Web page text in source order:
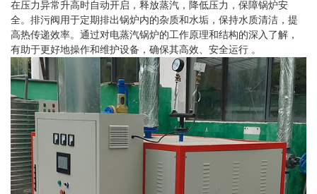
在压力异常升高时自动开启，释放蒸汽，降低压力，保障锅炉安
全。排污阀用于定期排出锅炉内的杂质和水垢，保持水质清洁，提
高热传递效率。通过对电蒸汽锅炉的工作原理和结构的深入了解，
有助于更好地操作和维护设备，确保其高效、安全运行 。